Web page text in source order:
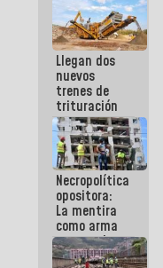
que escribes
porque lo
que haces
es
embarrarla
Llegan dos
nuevos
trenes de
trituración
para
optimizar
manejo de
escombros
en La Guaira
Necropolítica
opositora:
La mentira
como arma
contra el
Pueblo